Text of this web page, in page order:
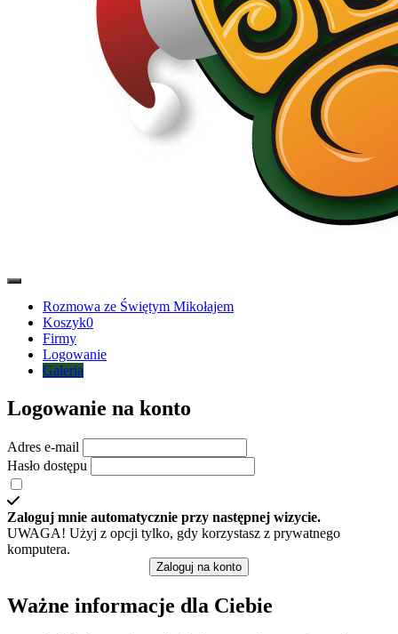
Rozmowa ze Świętym Mikołajem
Koszyk0
Firmy
Logowanie
Galeria
Logowanie na konto
Adres e-mail
Hasło dostępu
Zaloguj mnie automatycznie przy następnej wizycie.
UWAGA! Użyj z opcji tylko, gdy korzystasz z prywatnego
komputera.
Zaloguj na konto
Ważne informacje dla Ciebie